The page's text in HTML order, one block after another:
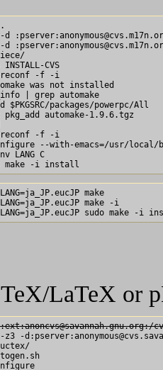
d
d
INSTALL-CVS
-f -i
was not installed
| grep automake
$PKGSRC/packages/powerpc/All
pkg_add automake-1.9.6.tgz
-f -i
--with-emacs=/usr/local/
LANG C
make
make -i
LaTeX or